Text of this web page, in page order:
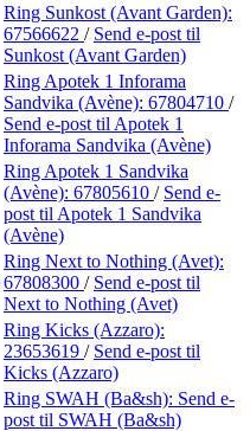
Ring Sunkost (Avant Garden):
67566622 / Send e-post til
Sunkost (Avant Garden)
Ring Apotek 1 Inforama
Sandvika (Avène): 67804710 /
Send e-post til Apotek 1
Inforama Sandvika (Avène)
Ring Apotek 1 Sandvika
(Avène): 67805610 / Send e-
post til Apotek 1 Sandvika
(Avène)
Ring Next to Nothing (Avet):
67808300 / Send e-post til
Next to Nothing (Avet)
Ring Kicks (Azzaro):
23653619 / Send e-post til
Kicks (Azzaro)
Ring SWAH (Ba&sh): Send e-
post til SWAH (Ba&sh)